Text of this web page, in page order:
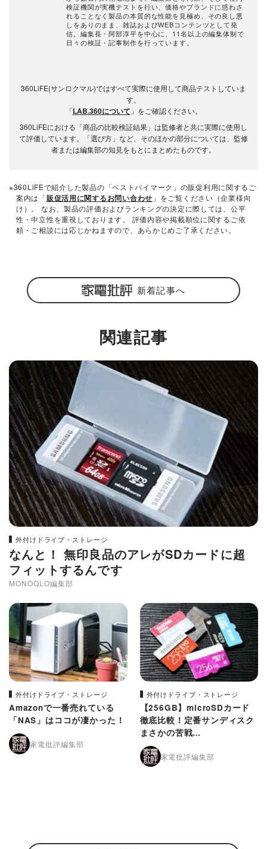
検証機関が実機テストを行い、価格やブランドに惑わさ
れることなく製品の本質的な性能を見極め、その良し悪
しをありのまま、雑誌およびWEBコンテンツとして発
信。編集長・阿部淳平を中心に、11名以上の編集体制で
日々の検証・記事制作を行っています。
360LiFE(サンロクマル)ではすべて実際に使用して商品テストしていま
す。
「LAB.360について 」をご確認ください。
360LiFEにおける「商品の比較検証結果」は監修者と共に実際に使用し
て評価しています。「選び方」など、そのほかの部分については、監修
者または編集部の知見をもとにまとめたものです。
※360LiFEで紹介した製品の「ベストバイマーク」の販促利用に関するご
案内は「販促活用に関するお問い合わせ 」をご覧ください（企業様向
け）。 なお、製品の評価およびランキングの決定に際しては、公平
性・中立性を重視しております。 評価内容や掲載順位に関するご依
頼・ご相談には応じかねますので、あらかじめご了承ください。
新着記事へ
関連記事
外付けドライブ・ストレージ
なんと！ 無印良品のアレがSDカードに超
フィットするんです
MONOQLO編集部
外付けドライブ・ストレージ
Amazonで一番売れている
「NAS」はココが凄かった！
家電批評編集部
外付けドライブ・ストレージ
【256GB】microSDカード
徹底比較！定番サンディスク
まさかの苦戦…
家電批評編集部